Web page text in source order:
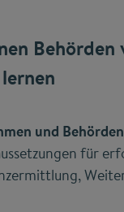
lernen
und Behörden
für